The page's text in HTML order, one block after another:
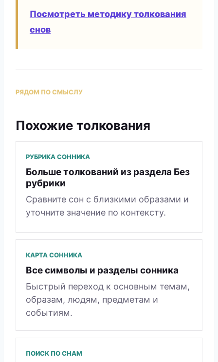
Посмотреть методику толкования
снов
РЯДОМ ПО СМЫСЛУ
Похожие толкования
РУБРИКА СОННИКА
Больше толкований из раздела Без
рубрики
Сравните сон с близкими образами и
уточните значение по контексту.
КАРТА СОННИКА
Все символы и разделы сонника
Быстрый переход к основным темам,
образам, людям, предметам и
событиям.
ПОИСК ПО СНАМ